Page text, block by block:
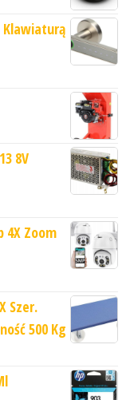
Klawiaturą
8V
Zoom
Szer.
500 Kg